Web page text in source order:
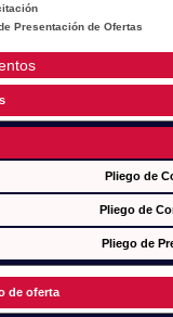
Presentación de Ofertas
Pliego de
Pliego de
Pliego de
de oferta